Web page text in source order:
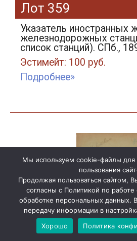
Лот 359
Указатель иностранных
железнодорожных
список станций). СПб.,
Эстимейт: 100 руб.
Подробнее»
Мы используем cookie-файлы для
пользования
Продолжая пользоваться сайтом,
согласны с Политикой по
обработке персональных данных.
передачу информации в
Хорошо
Политика